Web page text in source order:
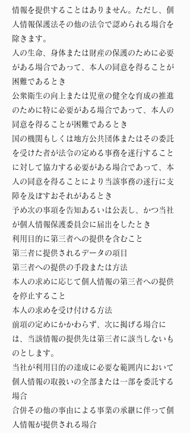
情報を提供することはありません。ただし、個
人情報保護法その他の法令で認められる場合を
除きます。
人の生命、身体または財産の保護のために必要
がある場合であって、本人の同意を得ることが
困難であるとき
公衆衛生の向上または児童の健全な育成の推進
のために特に必要がある場合であって、本人の
同意を得ることが困難であるとき
国の機関もしくは地方公共団体またはその委託
を受けた者が法令の定める事務を遂行すること
に対して協力する必要がある場合であって、本
人の同意を得ることにより当該事務の遂行に支
障を及ぼすおそれがあるとき
予め次の事項を告知あるいは公表し、かつ当社
が個人情報保護委員会に届出をしたとき
利用目的に第三者への提供を含むこと
第三者に提供されるデータの項目
第三者への提供の手段または方法
本人の求めに応じて個人情報の第三者への提供
を停止すること
本人の求めを受け付ける方法
前項の定めにかかわらず、次に掲げる場合に
は、当該情報の提供先は第三者に該当しないも
のとします。
当社が利用目的の達成に必要な範囲内において
個人情報の取扱いの全部または一部を委託する
場合
合併その他の事由による事業の承継に伴って個
人情報が提供される場合